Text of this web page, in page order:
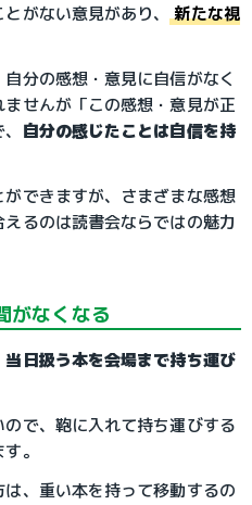
がない意見があり、新たな視
分の感想・意見に自信がなく
せんが「この感想・意見が正
自分の感じたことは自信を持
できますが、さまざまな感想
るのは読書会ならではの魅力
がなくなる
当日扱う本を会場まで持ち運び
で、鞄に入れて持ち運びする
。
、重い本を持って移動するの